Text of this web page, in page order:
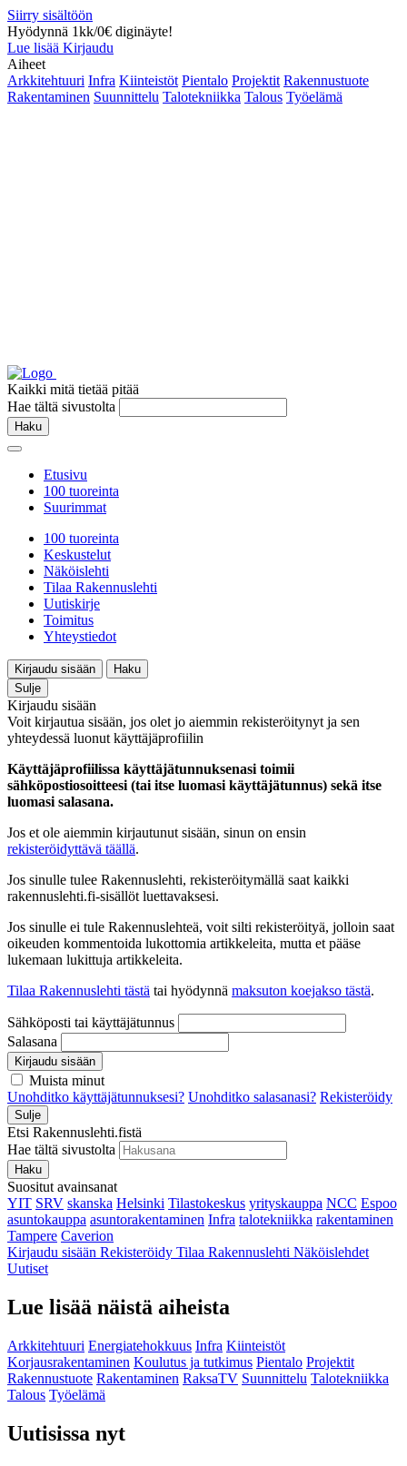
Siirry sisältöön
Hyödynnä 1kk/0€ diginäyte!
Lue lisää Kirjaudu
Aiheet
Arkkitehtuuri Infra Kiinteistöt Pientalo Projektit Rakennustuote
Rakentaminen Suunnittelu Talotekniikka Talous Työelämä
Kaikki mitä tietää pitää
Hae tältä sivustolta
Haku
Etusivu
100 tuoreinta
Suurimmat
100 tuoreinta
Keskustelut
Näköislehti
Tilaa Rakennuslehti
Uutiskirje
Toimitus
Yhteystiedot
Kirjaudu sisään
Haku
Sulje
Kirjaudu sisään
Voit kirjautua sisään, jos olet jo aiemmin rekisteröitynyt ja sen
yhteydessä luonut käyttäjäprofiilin
Käyttäjäprofiilissa käyttäjätunnuksenasi toimii
sähköpostiosoitteesi (tai itse luomasi käyttäjätunnus) sekä itse
luomasi salasana.
Jos et ole aiemmin kirjautunut sisään, sinun on ensin
rekisteröidyttävä täällä.
Jos sinulle tulee Rakennuslehti, rekisteröitymällä saat kaikki
rakennuslehti.fi-sisällöt luettavaksesi.
Jos sinulle ei tule Rakennuslehteä, voit silti rekisteröityä, jolloin saat
oikeuden kommentoida lukottomia artikkeleita, mutta et pääse
lukemaan lukittuja artikkeleita.
Tilaa Rakennuslehti tästä tai hyödynnä maksuton koejakso tästä.
Sähköposti tai käyttäjätunnus
Salasana
Kirjaudu sisään
Muista minut
Unohditko käyttäjätunnuksesi? Unohditko salasanasi? Rekisteröidy
Sulje
Etsi Rakennuslehti.fistä
Hae tältä sivustolta
Haku
Suositut avainsanat
YIT SRV skanska Helsinki Tilastokeskus yrityskauppa NCC Espoo
asuntokauppa asuntorakentaminen Infra talotekniikka rakentaminen
Tampere Caverion
Kirjaudu sisään Rekisteröidy Tilaa Rakennuslehti Näköislehdet
Uutiset
Lue lisää näistä aiheista
Arkkitehtuuri Energiatehokkuus Infra Kiinteistöt
Korjausrakentaminen Koulutus ja tutkimus Pientalo Projektit
Rakennustuote Rakentaminen RaksaTV Suunnittelu Talotekniikka
Talous Työelämä
Uutisissa nyt